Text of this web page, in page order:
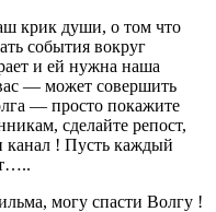
крик души, о том что
события вокруг
и ей нужна наша
— может совершить
— просто покажите
сделайте репост,
канал ! Пусть каждый
могу спасти Волгу !